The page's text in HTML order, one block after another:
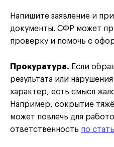
Напишите заявление и
документы. СФР может
проверку и помочь с
Прокуратура. Если
результата или
характер, есть смысл
Например, сокрытие
может повлечь для
ответственность по